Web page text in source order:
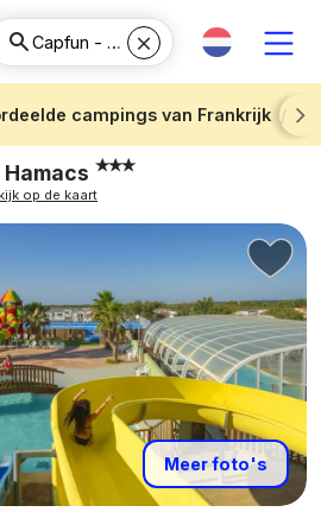
campings van Frankrijk
Next
op de kaart
Meer foto's